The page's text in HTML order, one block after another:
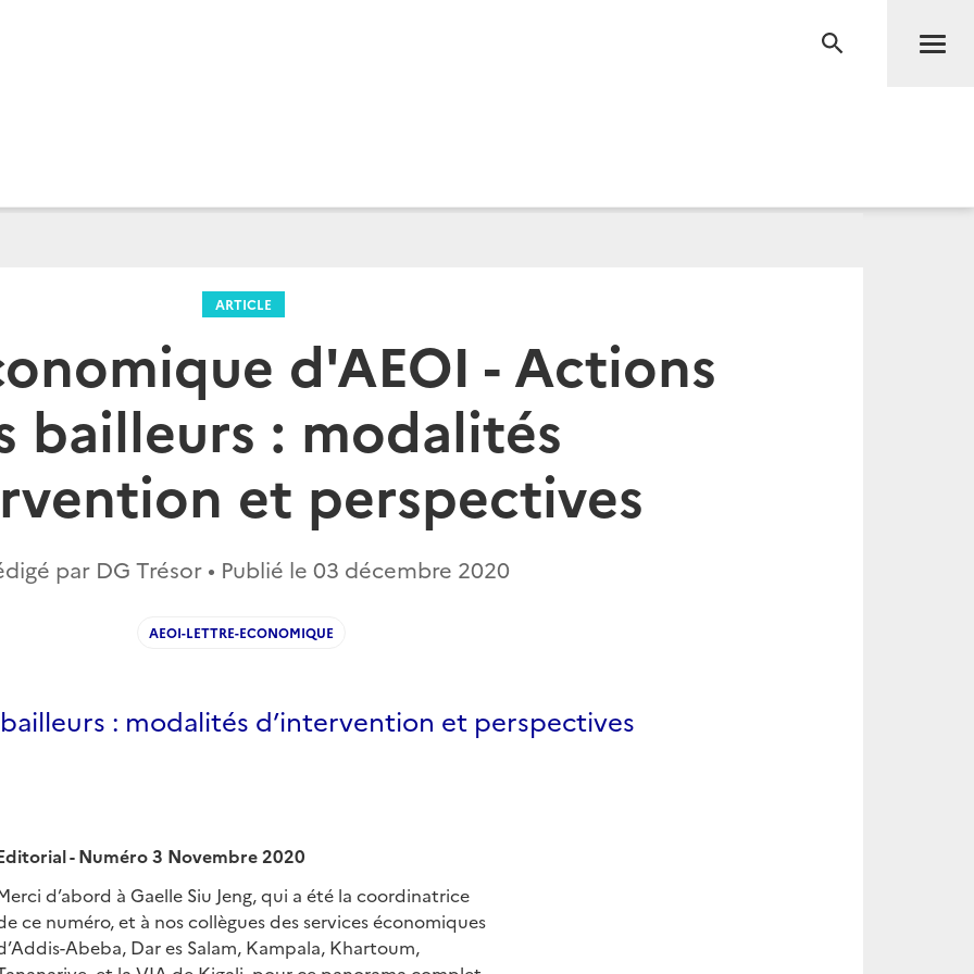
RECHERCHE
ARTICLE
d'AEOI - Actions
bailleurs : modalités
et perspectives
par DG Trésor • Publié le 03 décembre 2020
AEOI-LETTRE-ECONOMIQUE
: modalités d’intervention et perspectives
- Numéro 3 Novembre 2020
d’abord à Gaelle Siu Jeng, qui a été la coordinatrice
ce numéro, et à nos collègues des services économiques
Abeba, Dar es Salam, Kampala, Khartoum,